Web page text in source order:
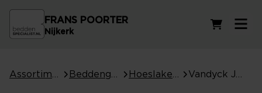
FRANS POORTER
Nijkerk